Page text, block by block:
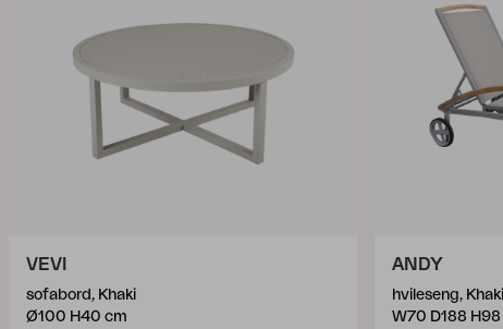
VEVI
sofabord, Khaki
Ø100 H40 cm
ANDY
hvileseng, Khaki
W70 D188 H98